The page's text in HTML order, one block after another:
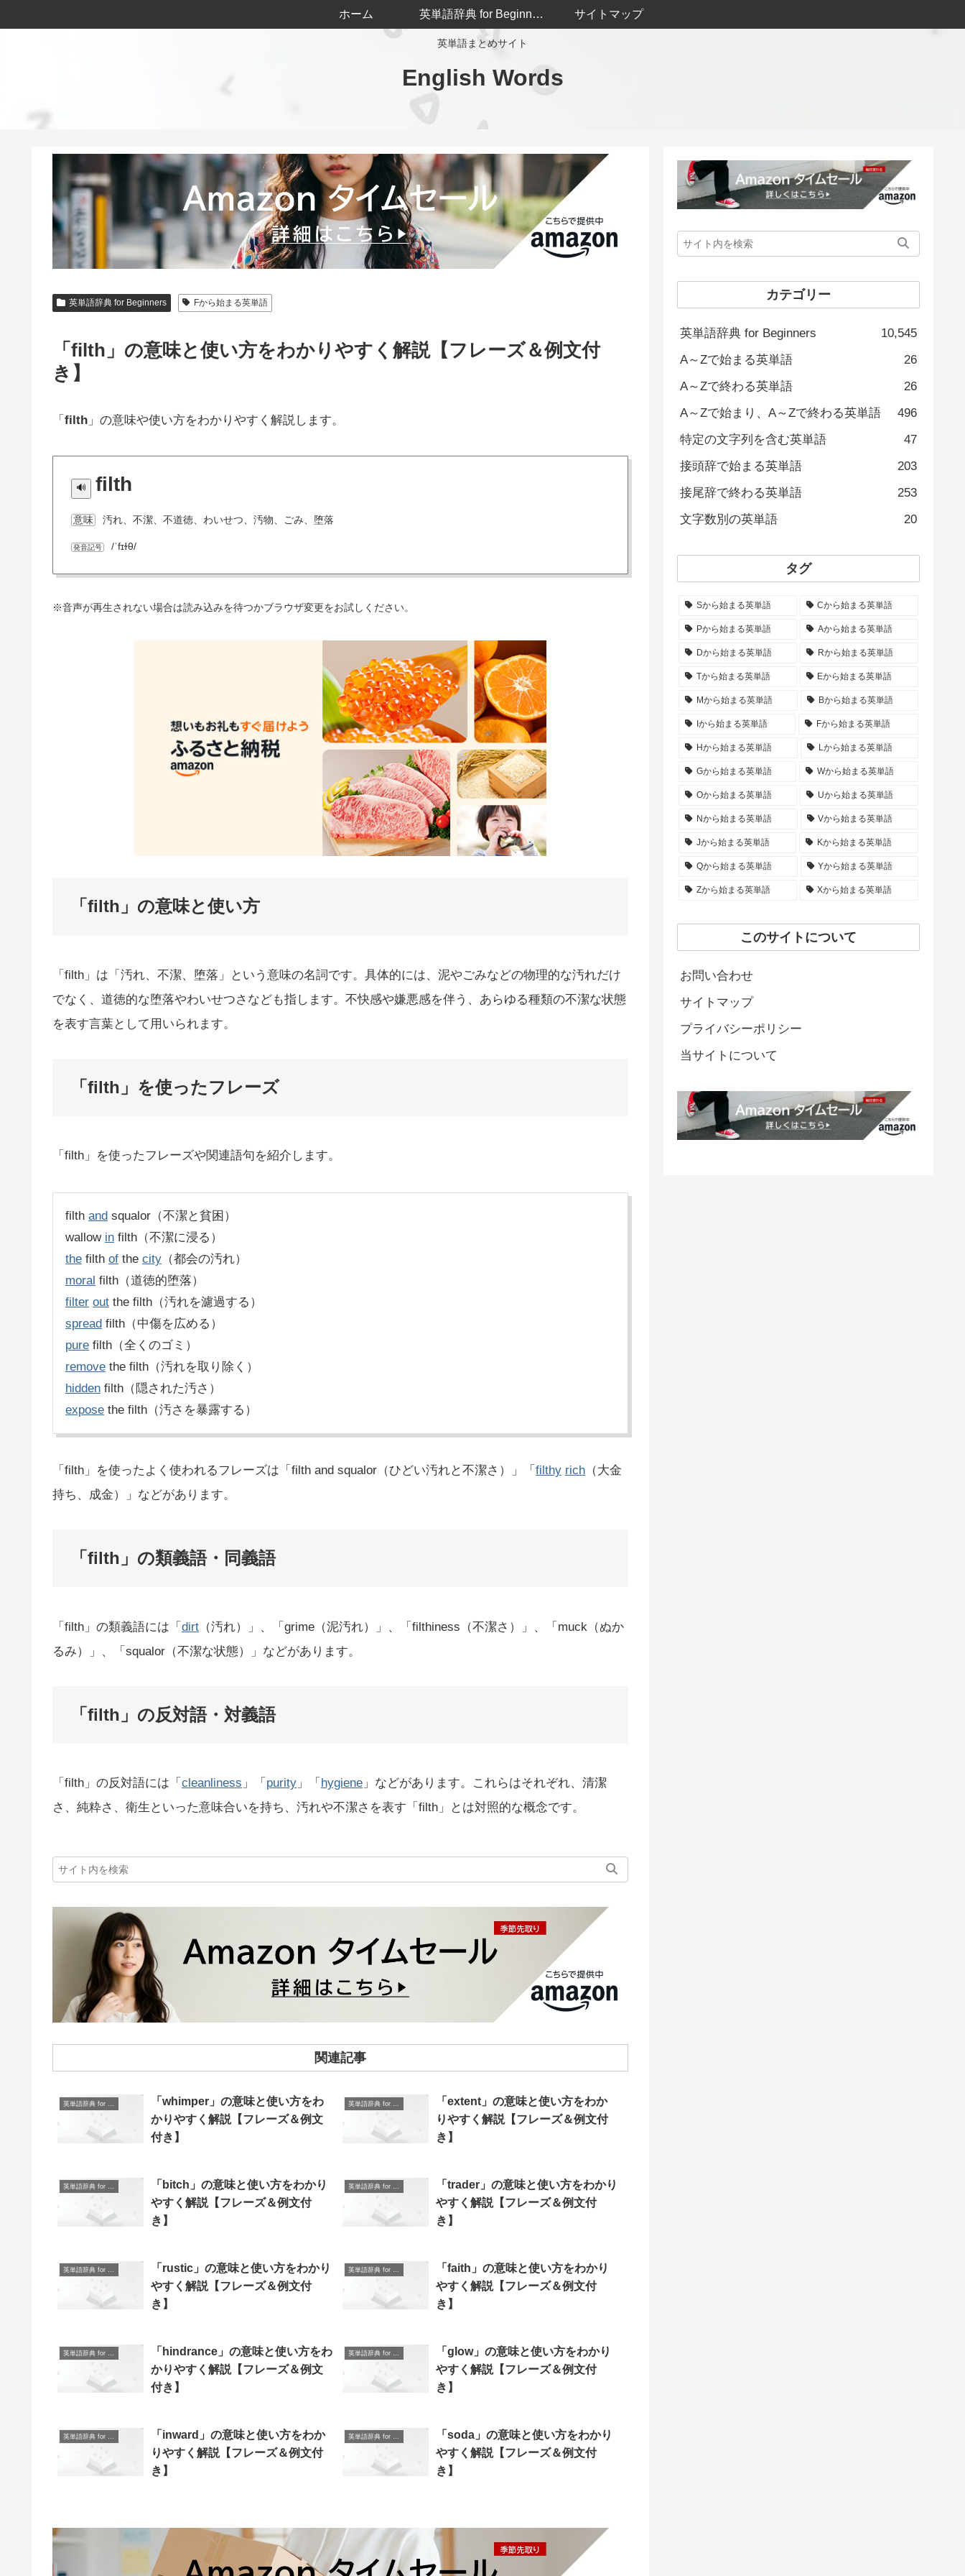
英単語まとめサイト
English Words
ホーム 英単語辞典 for Beginners サイトマップ
英単語辞典 for Beginners Fから始まる英単語
「filth」の意味と使い方をわかりやすく解説【フレーズ＆例文付
き】
「 filth 」の意味や使い方をわかりやすく解説します。
filth
意味 汚れ、不潔、不道徳、わいせつ、汚物、ごみ、堕落
発音記号 /ˈfɪɫθ/
※音声が再生されない場合は読み込みを待つかブラウザ変更をお試しください。
「filth」の意味と使い方
「filth」は「汚れ、不潔、堕落」という意味の名詞です。具体的には、泥やごみなどの物理的な汚れだけ
でなく、道徳的な堕落やわいせつさなども指します。不快感や嫌悪感を伴う、あらゆる種類の不潔な状態
を表す言葉として用いられます。
「filth」を使ったフレーズ
「filth」を使ったフレーズや関連語句を紹介します。
filth and squalor（不潔と貧困）
wallow in filth（不潔に浸る）
the filth of the city （都会の汚れ）
moral filth（道徳的堕落）
filter out the filth（汚れを濾過する）
spread filth（中傷を広める）
pure filth（全くのゴミ）
remove the filth（汚れを取り除く）
hidden filth（隠された汚さ）
expose the filth（汚さを暴露する）
「filth」を使ったよく使われるフレーズは「filth and squalor（ひどい汚れと不潔さ）」「 filthy rich （大金
持ち、成金）」などがあります。
「filth」の類義語・同義語
「filth」の類義語には「 dirt （汚れ）」、「grime（泥汚れ）」、「filthiness（不潔さ）」、「muck（ぬか
るみ）」、「squalor（不潔な状態）」などがあります。
「filth」の反対語・対義語
「filth」の反対語には「 cleanliness 」「 purity 」「 hygiene 」などがあります。これらはそれぞれ、清潔
さ、純粋さ、衛生といった意味合いを持ち、汚れや不潔さを表す「filth」とは対照的な概念です。
関連記事
「whimper」の意味と使い方をわ
かりやすく解説【フレーズ＆例文
付き】
「extent」の意味と使い方をわか
りやすく解説【フレーズ＆例文付
き】
英単語辞典 for Beginners
「bitch」の意味と使い方をわかり
やすく解説【フレーズ＆例文付
き】
英単語辞典 for Beginners
「trader」の意味と使い方をわかり
やすく解説【フレーズ＆例文付
き】
英単語辞典 for Beginners
「rustic」の意味と使い方をわかり
やすく解説【フレーズ＆例文付
き】
英単語辞典 for Beginners
「faith」の意味と使い方をわかり
やすく解説【フレーズ＆例文付
き】
「hindrance」の意味と使い方をわ
かりやすく解説【フレーズ＆例文
付き】
「glow」の意味と使い方をわかり
やすく解説【フレーズ＆例文付
き】
「inward」の意味と使い方をわか
りやすく解説【フレーズ＆例文付
き】
「soda」の意味と使い方をわかり
やすく解説【フレーズ＆例文付
き】
カテゴリー
英単語辞典 for Beginners
10,545
A～Zで始まる英単語
26
A～Zで終わる英単語
26
A～Zで始まり、A～Zで終わる英単語
496
特定の文字列を含む英単語
47
接頭辞で始まる英単語
203
接尾辞で終わる英単語
253
文字数別の英単語
20
タグ
Sから始まる英単語 Cから始まる英単語
Pから始まる英単語 Aから始まる英単語
Dから始まる英単語 Rから始まる英単語
Tから始まる英単語 Eから始まる英単語
Mから始まる英単語 Bから始まる英単語
Iから始まる英単語 Fから始まる英単語
Hから始まる英単語 Lから始まる英単語
Gから始まる英単語 Wから始まる英単語
Oから始まる英単語 Uから始まる英単語
Nから始まる英単語 Vから始まる英単語
Jから始まる英単語 Kから始まる英単語
Qから始まる英単語 Yから始まる英単語
Zから始まる英単語 Xから始まる英単語
このサイトについて
お問い合わせ
サイトマップ
プライバシーポリシー
当サイトについて